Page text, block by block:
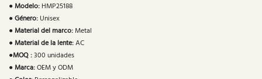
●Modelo: HMP25188
●Género: Unisex
●Material del marco:Metal
●Material de la lente:AC
●MOQ :300 unidades
●Marca:OEM y ODM